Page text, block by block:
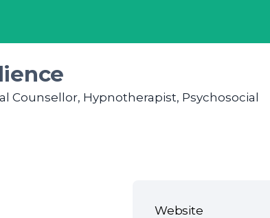
Counsellor, Hypnotherapist, Psychosocial
Website